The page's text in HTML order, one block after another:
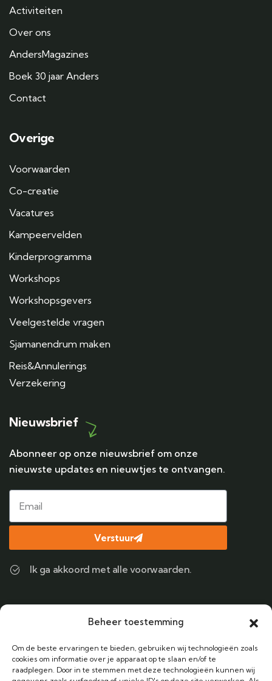
Beheer toestemming
Om de beste ervaringen te bieden, gebruiken wij technologieën zoals
cookies om informatie over je apparaat op te slaan en/of te
raadplegen. Door in te stemmen met deze technologieën kunnen wij
Activiteiten
Over ons
AndersMagazines
Boek 30 jaar Anders
Contact
Overige
Voorwaarden
Co-creatie
Vacatures
Kampeervelden
Kinderprogramma
Workshops
Workshopsgevers
Veelgestelde vragen
Sjamanendrum maken
Reis&Annulerings
Verzekering
Nieuwsbrief
Abonneer op onze nieuwsbrief om onze
nieuwste updates en nieuwtjes te ontvangen.
Verstuur
Ik ga akkoord met alle voorwaarden.
Bel ons
+31 (0) 6 38424122